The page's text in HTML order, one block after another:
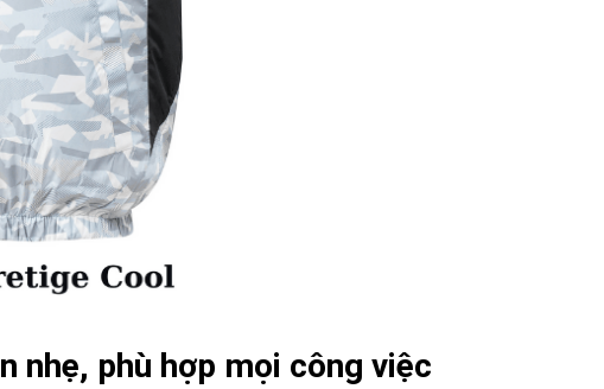
nhẹ, phù hợp mọi công việc